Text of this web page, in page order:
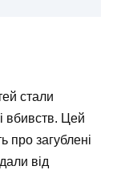
стали
вбивств. Цей
про загублені
від